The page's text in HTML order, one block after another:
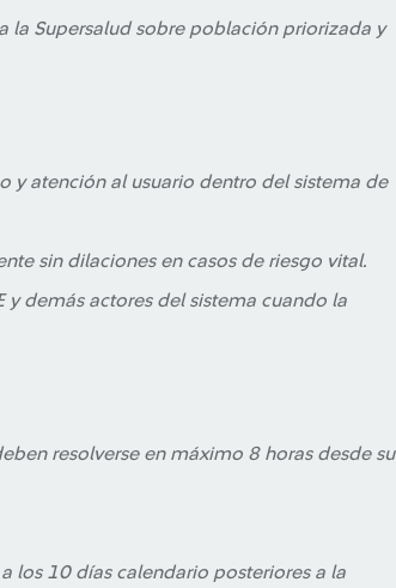
la Supersalud sobre población priorizada y
y atención al usuario dentro del sistema de
sin dilaciones en casos de riesgo vital.
y demás actores del sistema cuando la
resolverse en máximo 8 horas desde su
los 10 días calendario posteriores a la